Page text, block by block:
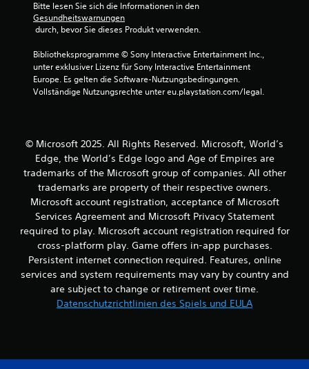
r
o
l
e
r
v
i
t
i
o
n
k
o
m
m
u
n
z
i
e
u
m
s
s
e
n
p
i
e
l
b
a
r
o
h
n
e
s
n
.
Ü
b
u
n
m
o
u
s
D
u
k
a
n
n
s
t
i
i
e
x
t
i
n
g
a
e
r
w
n
d
e
n
z
u
m
ü
s
s
Bitte lesen Sie sich die Informationen in den
Gesundheitswarnungen
durch, bevor Sie dieses Produkt verwenden.
Bibliotheksprogramme © Sony Interactive Entertainment Inc.,
unter exklusiver Lizenz für Sony Interactive Entertainment
Europe. Es gelten die Software-Nutzungsbedingungen.
Vollständige Nutzungsrechte unter eu.playstation.com/legal.
© Microsoft 2025. All Rights Reserved. Microsoft, World’s
Edge, the World’s Edge logo and Age of Empires are
trademarks of the Microsoft group of companies. All other
trademarks are property of their respective owners.
Microsoft account registration, acceptance of Microsoft
Services Agreement and Microsoft Privacy Statement
required to play. Microsoft account registration required for
cross-platform play. Game offers in-app purchases.
Persistent internet connection required. Features, online
services and system requirements may vary by country and
are subject to change or retirement over time.
Datenschutzrichtlinien des Spiels und EULA